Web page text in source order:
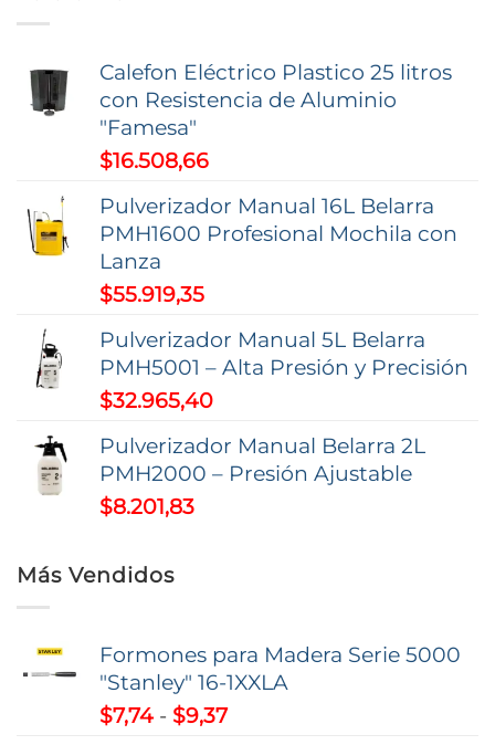
opciones
pueden
elegir
página
de
producto
Calefon Eléctrico Plastico 25 litros
con Resistencia de Aluminio
"Famesa"
$16.508,66
Pulverizador Manual 16L Belarra
PMH1600 Profesional Mochila con
Lanza
$55.919,35
Pulverizador Manual 5L Belarra
PMH5001 – Alta Presión y Precisión
$32.965,40
Pulverizador Manual Belarra 2L
PMH2000 – Presión Ajustable
$8.201,83
Más Vendidos
Formones para Madera Serie 5000
"Stanley" 16-1XXLA
$7,74 - $9,37Rango